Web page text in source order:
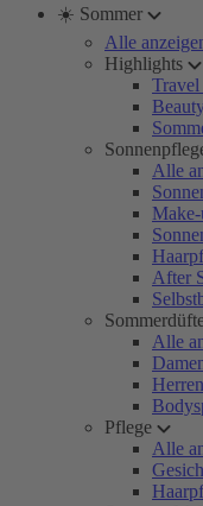
☀️ Sommer
Alle
Highlights
Travel
Alle
After
Alle
Pflege
Alle